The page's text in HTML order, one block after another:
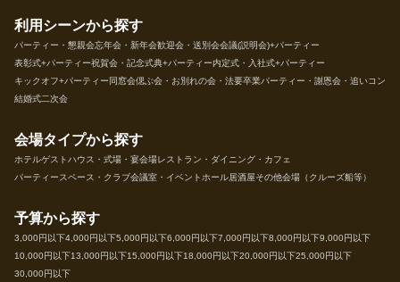
利用シーンから探す
パーティー・懇親会忘年会・新年会歓迎会・送別会会議(説明会)+パーティー
表彰式+パーティー祝賀会・記念式典+パーティー内定式・入社式+パーティー
キックオフ+パーティー 同窓会偲ぶ会・お別れの会・法要卒業パーティー・謝恩会・追いコン
結婚式二次会
会場タイプから探す
ホテルゲストハウス・式場・宴会場レストラン・ダイニング・カフェ
パーティースペース・クラブ会議室・イベントホール居酒屋その他会場（クルーズ船等）
予算から探す
3,000円以下4,000円以下5,000円以下6,000円以下7,000円以下8,000円以下9,000円以下
10,000円以下13,000円以下15,000円以下18,000円以下20,000円以下25,000円以下
30,000円以下